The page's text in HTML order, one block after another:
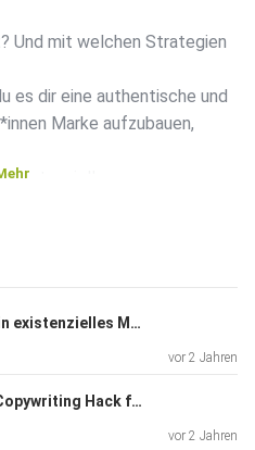
Und mit welchen Strategien
es dir eine authentische und
Marke aufzubauen,
potenzieller neuer
Das Handwerk hat ein existenzielles Marketing-Problem
vor 2 Jahren
Quick & Dirty - Nr.1 Copywriting Hack für dein Recruiting
vor 2 Jahren